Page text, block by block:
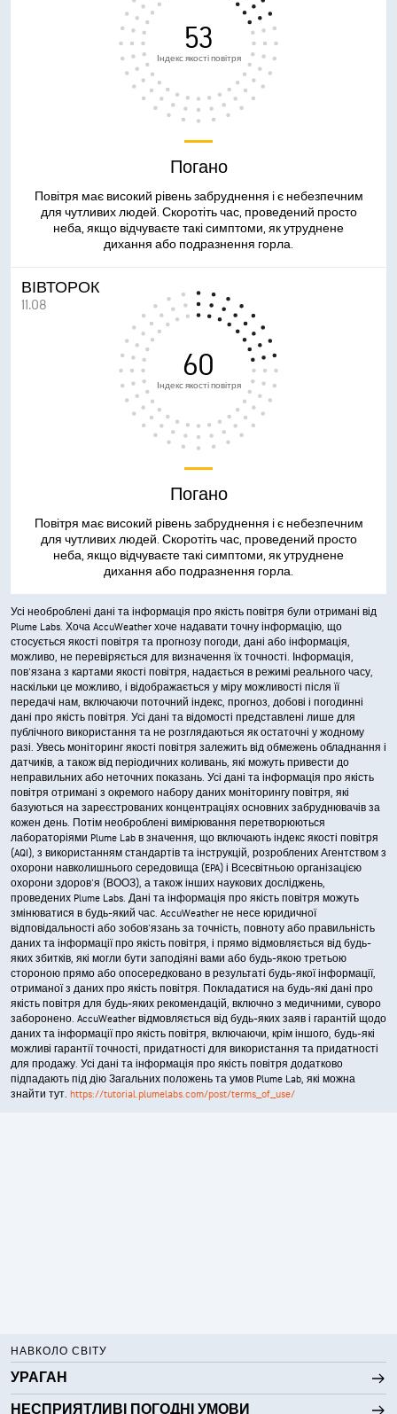
53
Індекс якості повітря
Погано
Повітря має високий рівень забруднення і є небезпечним
для чутливих людей. Скоротіть час, проведений просто
неба, якщо відчуваєте такі симптоми, як утруднене
дихання або подразнення горла.
ВІВТОРОК
11.08
60
Індекс якості повітря
Погано
Повітря має високий рівень забруднення і є небезпечним
для чутливих людей. Скоротіть час, проведений просто
неба, якщо відчуваєте такі симптоми, як утруднене
дихання або подразнення горла.
Усі необроблені дані та інформація про якість повітря були отримані від
Plume Labs. Хоча AccuWeather хоче надавати точну інформацію, що
стосується якості повітря та прогнозу погоди, дані або інформація,
можливо, не перевіряється для визначення їх точності. Інформація,
пов'язана з картами якості повітря, надається в режимі реального часу,
наскільки це можливо, і відображається у міру можливості після її
передачі нам, включаючи поточний індекс, прогноз, добові і погодинні
дані про якість повітря. Усі дані та відомості представлені лише для
публічного використання та не розглядаються як остаточні у жодному
разі. Увесь моніторинг якості повітря залежить від обмежень обладнання і
датчиків, а також від періодичних коливань, які можуть привести до
неправильних або неточних показань. Усі дані та інформація про якість
повітря отримані з окремого набору даних моніторингу повітря, які
базуються на зареєстрованих концентраціях основних забруднювачів за
кожен день. Потім необроблені вимірювання перетворюються
лабораторіями Plume Lab в значення, що включають індекс якості повітря
(AQI), з використанням стандартів та інструкцій, розроблених Агентством з
охорони навколишнього середовища (EPA) і Всесвітньою організацією
охорони здоров'я (ВООЗ), а також інших наукових досліджень,
проведених Plume Labs. Дані та інформація про якість повітря можуть
змінюватися в будь-який час. AccuWeather не несе юридичної
відповідальності або зобов'язань за точність, повноту або правильність
даних та інформації про якість повітря, і прямо відмовляється від будь-
яких збитків, які могли бути заподіяні вами або будь-якою третьою
стороною прямо або опосередковано в результаті будь-якої інформації,
отриманої з даних про якість повітря. Покладатися на будь-які дані про
якість повітря для будь-яких рекомендацій, включно з медичними, суворо
заборонено. AccuWeather відмовляється від будь-яких заяв і гарантій щодо
даних та інформації про якість повітря, включаючи, крім іншого, будь-які
можливі гарантії точності, придатності для використання та придатності
для продажу. Усі дані та інформація про якість повітря додатково
підпадають під дію Загальних положень та умов Plume Lab, які можна
знайти тут. https://tutorial.plumelabs.com/post/terms_of_use/
НАВКОЛО СВІТУ
УРАГАН
НЕСПРИЯТЛИВІ ПОГОДНІ УМОВИ